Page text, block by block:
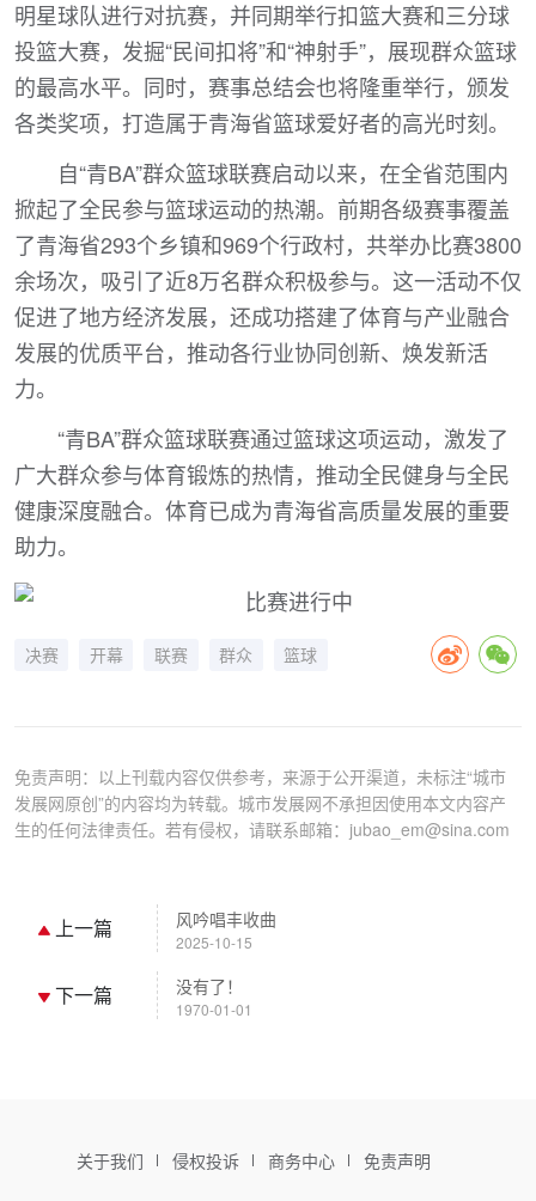
明星球队进行对抗赛，并同期举行扣篮大赛和三分球
投篮大赛，发掘“民间扣将”和“神射手”，展现群众篮球
的最高水平。同时，赛事总结会也将隆重举行，颁发
各类奖项，打造属于青海省篮球爱好者的高光时刻。
自“青BA”群众篮球联赛启动以来，在全省范围内
掀起了全民参与篮球运动的热潮。前期各级赛事覆盖
了青海省293个乡镇和969个行政村，共举办比赛3800
余场次，吸引了近8万名群众积极参与。这一活动不仅
促进了地方经济发展，还成功搭建了体育与产业融合
发展的优质平台，推动各行业协同创新、焕发新活
力。
“青BA”群众篮球联赛通过篮球这项运动，激发了
广大群众参与体育锻炼的热情，推动全民健身与全民
健康深度融合。体育已成为青海省高质量发展的重要
助力。
决赛 开幕 联赛 群众 篮球
免责声明：以上刊载内容仅供参考，来源于公开渠道，未标注“城市
发展网原创”的内容均为转载。城市发展网不承担因使用本文内容产
生的任何法律责任。若有侵权，请联系邮箱：jubao_em@sina.com
上一篇 风吟唱丰收曲
2025-10-15
下一篇 没有了！
1970-01-01
关于我们 侵权投诉 商务中心 免责声明